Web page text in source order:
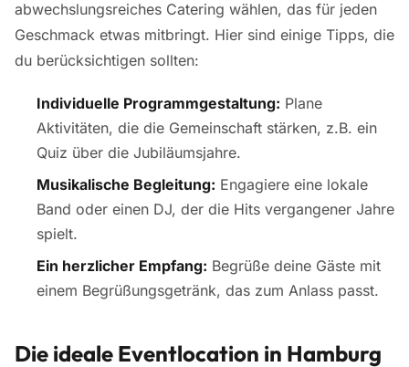
abwechslungsreiches Catering wählen, das für jeden
Geschmack etwas mitbringt. Hier sind einige Tipps, die
du berücksichtigen sollten:
Individuelle Programmgestaltung: Plane
Aktivitäten, die die Gemeinschaft stärken, z.B. ein
Quiz über die Jubiläumsjahre.
Musikalische Begleitung: Engagiere eine lokale
Band oder einen DJ, der die Hits vergangener Jahre
spielt.
Ein herzlicher Empfang: Begrüße deine Gäste mit
einem Begrüßungsgetränk, das zum Anlass passt.
Die ideale Eventlocation in Hamburg